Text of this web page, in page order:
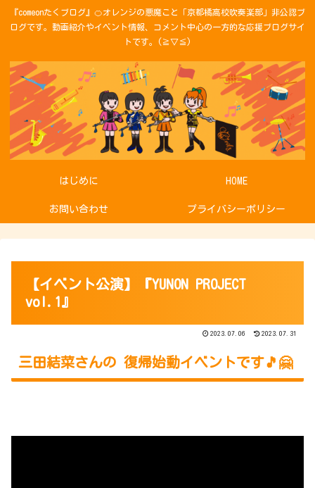
『comeonたくブログ』🍊オレンジの悪魔こと「京都橘高校吹奏楽部」非公認ブ
ログです。動画紹介やイベント情報、コメント中心の一方的な応援ブログサイ
トです。(≧▽≦)
はじめに HOME
お問い合わせ プライバシーポリシー
【イベント公演】『YUNON PROJECT
vol.1』
2023.07.06 2023.07.31
三田結菜さんの 復帰始動イベントです🎵🤗